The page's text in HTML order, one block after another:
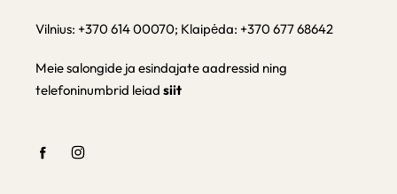
Vilnius: +370 614 00070; Klaipėda: +370 677 68642
Meie salongide ja esindajate aadressid ning
telefoninumbrid leiad siit